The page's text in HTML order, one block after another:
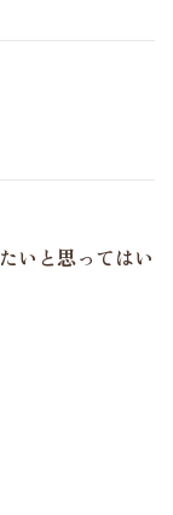
いと思ってはい